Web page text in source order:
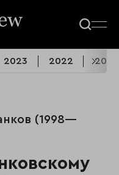
2023 2022 2021
(1998—